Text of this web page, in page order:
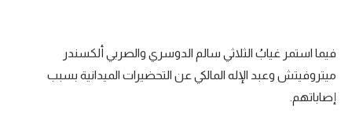
كرة السلة الأمريكية
كرة سلة
فيما استمر غيابُ الثلاثي سالم الدوسري والصربي ألكسندر
ميتروفيتش وعبد الإله المالكي عن التحضيرات الميدانية بسبب
إصاباتهم.